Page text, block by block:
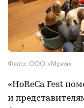
Фото: ООО «Мрия»
«HoReCa Fest
и